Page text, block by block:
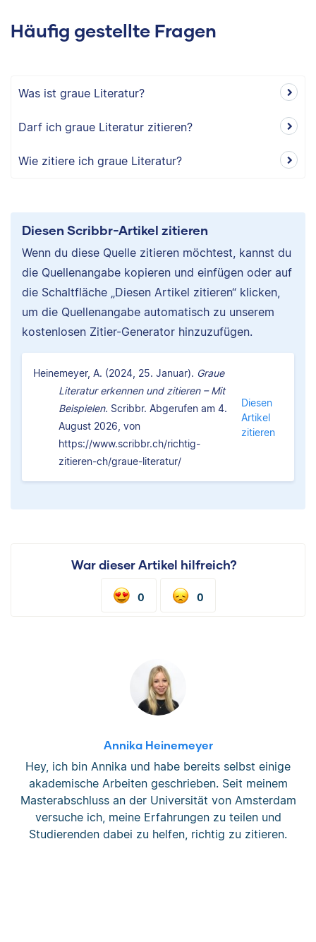
Häufig gestellte Fragen
Was ist graue Literatur?
Darf ich graue Literatur zitieren?
Wie zitiere ich graue Literatur?
Diesen Scribbr-Artikel zitieren
Wenn du diese Quelle zitieren möchtest, kannst du
die Quellenangabe kopieren und einfügen oder auf
die Schaltfläche „Diesen Artikel zitieren“ klicken,
um die Quellenangabe automatisch zu unserem
kostenlosen Zitier-Generator hinzuzufügen.
Heinemeyer, A. (2024, 25. Januar). Graue
Literatur erkennen und zitieren – Mit
Beispielen. Scribbr. Abgerufen am 4.
August 2026, von
https://www.scribbr.ch/richtig-
zitieren-ch/graue-literatur/
Diesen
Artikel
zitieren
War dieser Artikel hilfreich?
0 0
Annika Heinemeyer
Hey, ich bin Annika und habe bereits selbst einige
akademische Arbeiten geschrieben. Seit meinem
Masterabschluss an der Universität von Amsterdam
versuche ich, meine Erfahrungen zu teilen und
Studierenden dabei zu helfen, richtig zu zitieren.